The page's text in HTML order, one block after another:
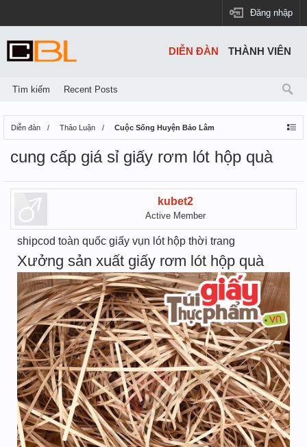
Đăng nhập
Diễn đàn Thảo Luận Cuộc Sống Huyện Bảo Lâm
cung cấp giá sỉ giấy rơm lót hộp quà
kubet2
Active Member
shipcod toàn quốc giấy vụn lót hộp thời trang
Xưởng sản xuất giấy rơm lót hộp quà
DIỄN ĐÀN
Tìm kiếm Recent Posts
THÀNH VIÊN